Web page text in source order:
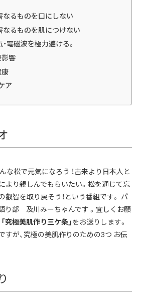
なるものを口にしない
なるものを肌につけない
電磁波を極力避ける。
響
ア
な松で元気になろう ！古来より日本人と
より親しんでもらいたい。松を通じて忘
叡智を取り戻そう！という番組です。 パ
り部 及川みーちゃんです 。宜しくお願
「究極美肌作り三ケ条」 をお送りします。
すが、究極の美肌作りのための3つ お伝